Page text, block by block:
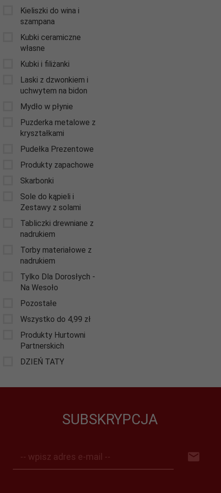
Kieliszki do wina i
szampana
Kubki ceramiczne
własne
Kubki i filiżanki
Laski z dzwonkiem i
uchwytem na bidon
Mydło w płynie
Puzderka metalowe z
kryształkami
Pudełka Prezentowe
Produkty zapachowe
Skarbonki
Sole do kąpieli i
Zestawy z solami
Tabliczki drewniane z
nadrukiem
Torby materiałowe z
nadrukiem
Tylko Dla Dorosłych -
Na Wesoło
Pozostałe
Wszystko do 4,99 zł
Produkty Hurtowni
Partnerskich
DZIEŃ TATY
SUBSKRYPCJA
-- wpisz adres e-mail --